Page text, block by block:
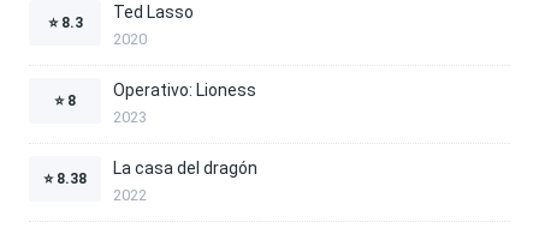
⭐ 8.3
Ted Lasso
2020
⭐ 8
Operativo: Lioness
2023
⭐ 8.38
La casa del dragón
2022